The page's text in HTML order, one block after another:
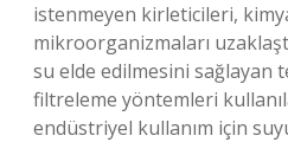
istenmeyen kirleticileri,
mikroorganizmaları
su elde edilmesini sağlayan
filtreleme yöntemleri
endüstriyel kullanım için